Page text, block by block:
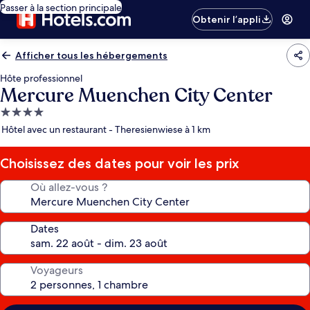
Passer à la section principale
Obtenir l’appli
Afficher tous les hébergements
Hôte professionnel
Mercure Muenchen City Center
Hébergement
4.0 étoiles
Hôtel avec un restaurant - Theresienwiese à 1 km
Choisissez des dates pour voir les prix
Où allez-vous ?
Dates
Voyageurs